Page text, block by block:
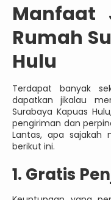
Manfaat
Rumah
Hulu
Terdapat banyak
dapatkan jikalau
Surabaya Kapuas
pengiriman dan
Lantas, apa sajakah
berikut ini.
1. Gratis